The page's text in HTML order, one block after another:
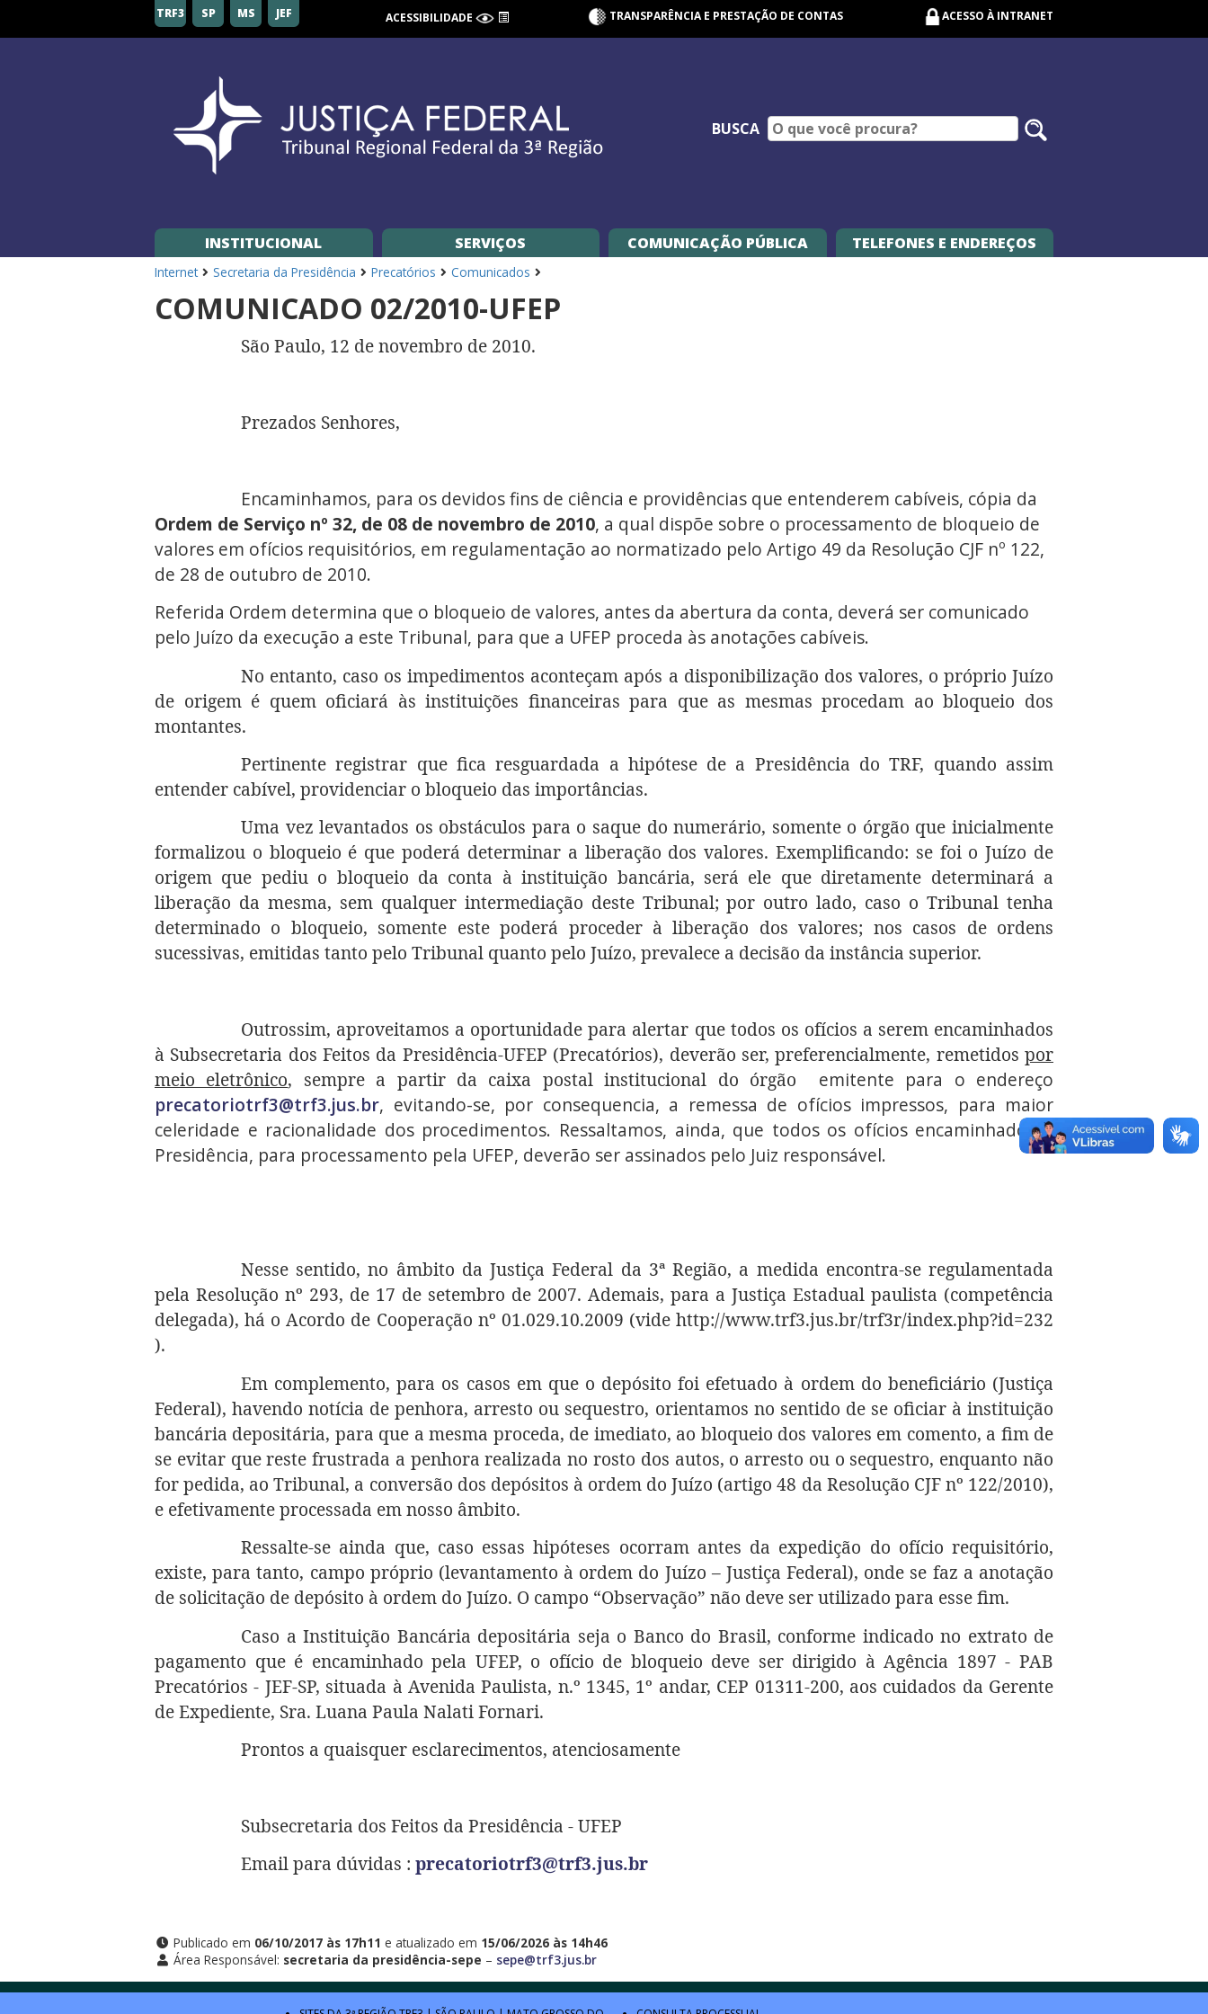
Federal
TRF3 SP MS JEF ACESSIBILIDADE TRANSPARÊNCIA E PRESTAÇÃO DE CONTAS ACESSO À INTRANET
BUSCA
INSTITUCIONAL SERVIÇOS COMUNICAÇÃO PÚBLICA TELEFONES E ENDEREÇOS
Internet Secretaria da Presidência Precatórios Comunicados
COMUNICADO 02/2010-UFEP
São Paulo, 12 de novembro de 2010.
Prezados Senhores,
Encaminhamos, para os devidos fins de ciência e providências que entenderem cabíveis, cópia da
Ordem de Serviço nº 32, de 08 de novembro de 2010, a qual dispõe sobre o processamento de bloqueio de
valores em ofícios requisitórios, em regulamentação ao normatizado pelo Artigo 49 da Resolução CJF nº 122,
de 28 de outubro de 2010.
Referida Ordem determina que o bloqueio de valores, antes da abertura da conta, deverá ser comunicado
pelo Juízo da execução a este Tribunal, para que a UFEP proceda às anotações cabíveis.
No entanto, caso os impedimentos aconteçam após a disponibilização dos valores, o próprio Juízo
de origem é quem oficiará às instituições financeiras para que as mesmas procedam ao bloqueio dos
montantes.
Pertinente registrar que fica resguardada a hipótese de a Presidência do TRF, quando assim
entender cabível, providenciar o bloqueio das importâncias.
Uma vez levantados os obstáculos para o saque do numerário, somente o órgão que inicialmente
formalizou o bloqueio é que poderá determinar a liberação dos valores. Exemplificando: se foi o Juízo de
origem que pediu o bloqueio da conta à instituição bancária, será ele que diretamente determinará a
liberação da mesma, sem qualquer intermediação deste Tribunal; por outro lado, caso o Tribunal tenha
determinado o bloqueio, somente este poderá proceder à liberação dos valores; nos casos de ordens
sucessivas, emitidas tanto pelo Tribunal quanto pelo Juízo, prevalece a decisão da instância superior.
Outrossim, aproveitamos a oportunidade para alertar que todos os ofícios a serem encaminhados
à Subsecretaria dos Feitos da Presidência-UFEP (Precatórios), deverão ser, preferencialmente, remetidos por
meio eletrônico, sempre a partir da caixa postal institucional do órgão emitente para o endereço
precatoriotrf3@trf3.jus.br, evitando-se, por consequencia, a remessa de ofícios impressos, para maior
celeridade e racionalidade dos procedimentos. Ressaltamos, ainda, que todos os ofícios encaminhados à
Presidência, para processamento pela UFEP, deverão ser assinados pelo Juiz responsável.
Nesse sentido, no âmbito da Justiça Federal da 3ª Região, a medida encontra-se regulamentada
pela Resolução nº 293, de 17 de setembro de 2007. Ademais, para a Justiça Estadual paulista (competência
delegada), há o Acordo de Cooperação nº 01.029.10.2009 (vide http://www.trf3.jus.br/trf3r/index.php?id=232
).
Em complemento, para os casos em que o depósito foi efetuado à ordem do beneficiário (Justiça
Federal), havendo notícia de penhora, arresto ou sequestro, orientamos no sentido de se oficiar à instituição
bancária depositária, para que a mesma proceda, de imediato, ao bloqueio dos valores em comento, a fim de
se evitar que reste frustrada a penhora realizada no rosto dos autos, o arresto ou o sequestro, enquanto não
for pedida, ao Tribunal, a conversão dos depósitos à ordem do Juízo (artigo 48 da Resolução CJF nº 122/2010),
e efetivamente processada em nosso âmbito.
Ressalte-se ainda que, caso essas hipóteses ocorram antes da expedição do ofício requisitório,
existe, para tanto, campo próprio (levantamento à ordem do Juízo – Justiça Federal), onde se faz a anotação
de solicitação de depósito à ordem do Juízo. O campo “Observação” não deve ser utilizado para esse fim.
Caso a Instituição Bancária depositária seja o Banco do Brasil, conforme indicado no extrato de
pagamento que é encaminhado pela UFEP, o ofício de bloqueio deve ser dirigido à Agência 1897 - PAB
Precatórios - JEF-SP, situada à Avenida Paulista, n.º 1345, 1º andar, CEP 01311-200, aos cuidados da Gerente
de Expediente, Sra. Luana Paula Nalati Fornari.
Prontos a quaisquer esclarecimentos, atenciosamente
Subsecretaria dos Feitos da Presidência - UFEP
Email para dúvidas : precatoriotrf3@trf3.jus.br
Publicado em 06/10/2017 às 17h11 e atualizado em 15/06/2026 às 14h46
Área Responsável: secretaria da presidência-sepe – sepe@trf3.jus.br